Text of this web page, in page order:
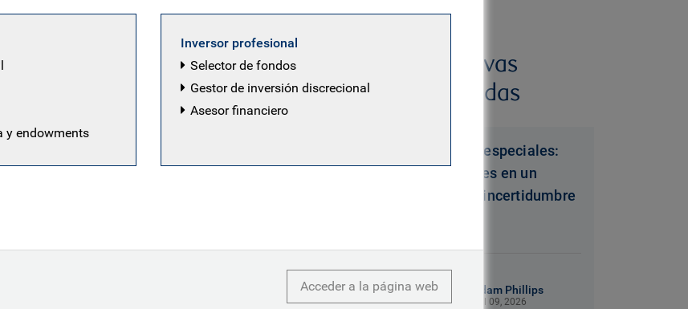
Perspectivas
relacionadas
Situaciones especiales:
oportunidades en un
contexto de incertidumbre
Adam Phillips
Jul 09, 2026
y endowments
Inversor profesional
Selector de fondos
Gestor de inversión discrecional
Asesor financiero
Acceder a la página web